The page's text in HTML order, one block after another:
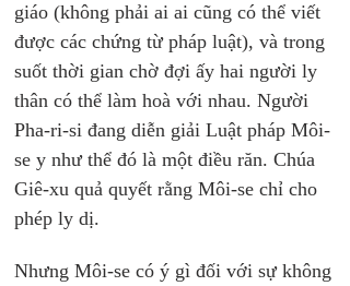
giáo (không phải ai ai cũng có thể viết
được các chứng từ pháp luật), và trong
suốt thời gian chờ đợi ấy hai người ly
thân có thể làm hoà với nhau. Người
Pha-ri-si đang diễn giải Luật pháp Môi-
se y như thể đó là một điều răn. Chúa
Giê-xu quả quyết rằng Môi-se chỉ cho
phép ly dị.
Nhưng Môi-se có ý gì đối với sự không